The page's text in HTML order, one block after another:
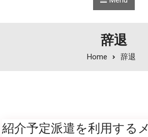
辞退
Home 辞退
紹介予定派遣を利用する